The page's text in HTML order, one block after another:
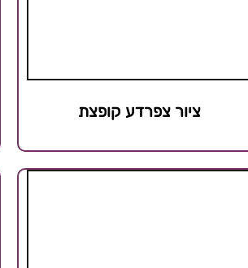
ציור צפרדע קופצת